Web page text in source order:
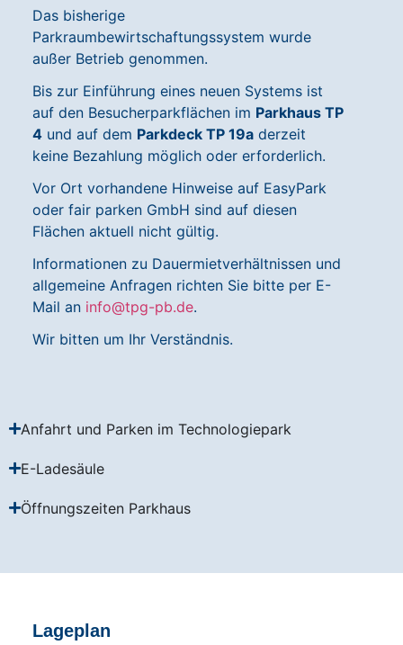
Das bisherige
Parkraumbewirtschaftungssystem wurde
außer Betrieb genommen.
Bis zur Einführung eines neuen Systems ist
auf den Besucherparkflächen im Parkhaus TP
4und auf dem Parkdeck TP 19aderzeit
keine Bezahlung möglich oder erforderlich.
Vor Ort vorhandene Hinweise auf EasyPark
oder fair parken GmbH sind auf diesen
Flächen aktuell nicht gültig.
Informationen zu Dauermietverhältnissen und
allgemeine Anfragen richten Sie bitte per E-
Mail an info@tpg-pb.de.
Wir bitten um Ihr Verständnis.
Anfahrt und Parken im Technologiepark
E-Ladesäule
Öffnungszeiten Parkhaus
Lageplan